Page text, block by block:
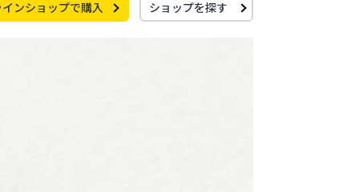
ンショップで購入 ショップを探す